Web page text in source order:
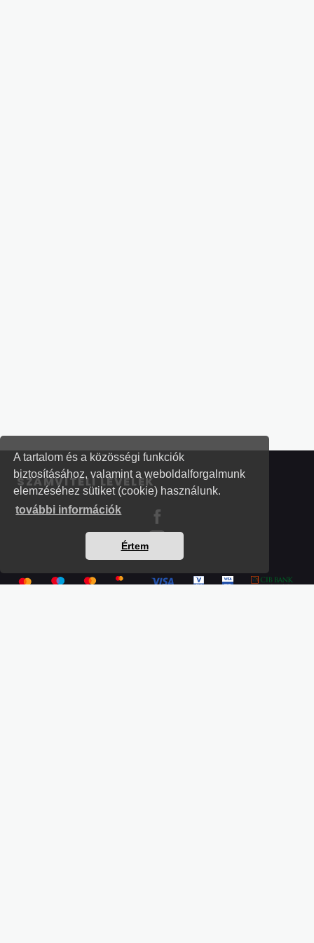
A tartalom és a közösségi funkciók
biztosításához, valamint a weboldalforgalmunk
elemzéséhez sütiket (cookie) használunk.
további információk
Értem
SZÁMVITELI LEVELEK